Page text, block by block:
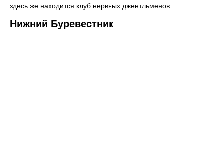
здесь же находится клуб нервных джентльменов.
Нижний Буревестник